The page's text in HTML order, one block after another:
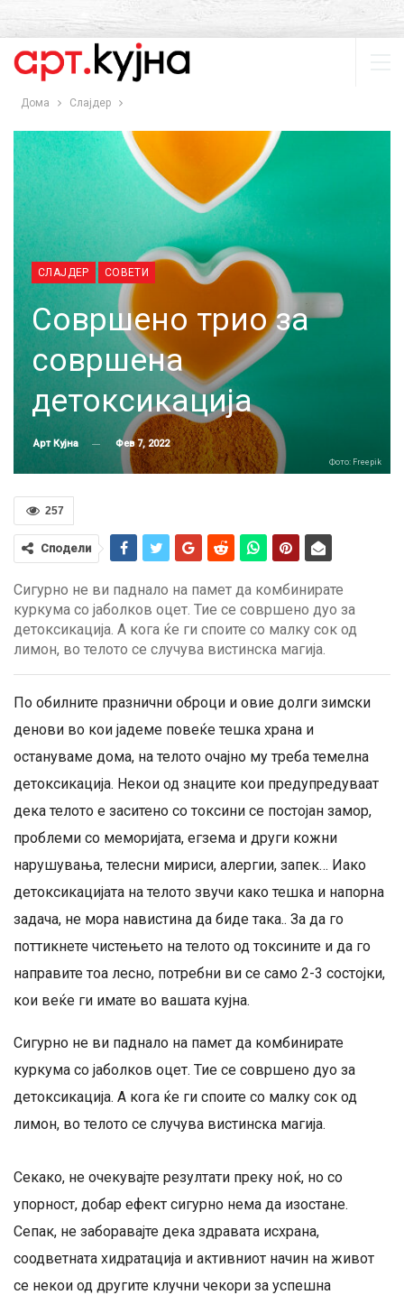
Дома Слајдер
СЛАЈДЕР СОВЕТИ
Совршено трио за
совршена
детоксикација
Арт Кујна Фев 7, 2022
Фото: Freepik
257
Сподели
Сигурно не ви паднало на памет да комбинирате
куркума со јаболков оцет. Тие се совршено дуо за
детоксикација. А кога ќе ги споите со малку сок од
лимон, во телото се случува вистинска магија.
По обилните празнични оброци и овие долги зимски
денови во кои јадеме повеќе тешка храна и
остануваме дома, на телото очајно му треба темелна
детоксикација. Некои од знаците кои предупредуваат
дека телото е заситено со токсини се постојан замор,
проблеми со меморијата, егзема и други кожни
нарушувања, телесни мириси, алергии, запек… Иако
детоксикацијата на телото звучи како тешка и напорна
задача, не мора навистина да биде така.. За да го
поттикнете чистењето на телото од токсините и да го
направите тоа лесно, потребни ви се само 2-3 состојки,
кои веќе ги имате во вашата кујна.
Сигурно не ви паднало на памет да комбинирате
куркума со јаболков оцет. Тие се совршено дуо за
детоксикација. А кога ќе ги споите со малку сок од
лимон, во телото се случува вистинска магија.
Секако, не очекувајте резултати преку ноќ, но со
упорност, добар ефект сигурно нема да изостане.
Сепак, не заборавајте дека здравата исхрана,
соодветната хидратација и активниот начин на живот
се некои од другите клучни чекори за успешна